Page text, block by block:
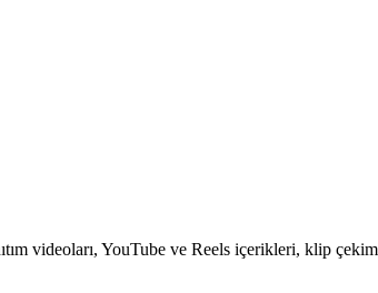
videoları, YouTube ve Reels içerikleri, klip